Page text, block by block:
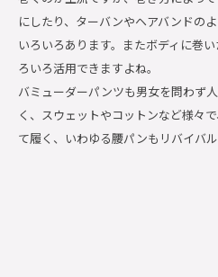
にしたり、ターバンやヘアバンドの
いろいろあります。またボディに巻
ろいろ活用できますよね。
バミューダーパンツも男女を問わず
く、スウェットやコットンなど様々
て履く、いわゆる腰パンもリバイバル